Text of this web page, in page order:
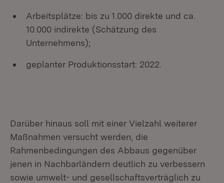
Arbeitsplätze: bis zu 1.000 direkte und ca.
10.000 indirekte (Schätzung des
Unternehmens);
geplanter Produktionsstart: 2022.
Darüber hinaus soll mit einer Vielzahl weiterer
Maßnahmen versucht werden, die
Rahmenbedingungen des Abbaus gegenüber
jenen in Nachbarländern deutlich zu verbessern
sowie umwelt- und gesellschaftsverträglich zu